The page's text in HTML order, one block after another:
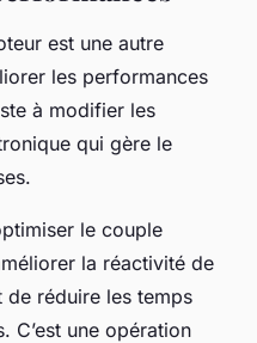
est une autre
les performances
à modifier les
qui gère le
le couple
la réactivité de
de réduire les temps
C’est une opération